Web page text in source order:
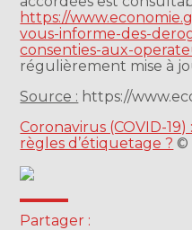
https://
vous-informe-des-
consenties-aux-
régulièrement mise à
Source : https://
Coronavirus (COVID-
règles d’étiquetage ? ©
Partager :